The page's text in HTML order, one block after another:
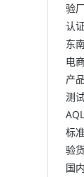
验厂
认
东
电
产
测
AQL
标
验
国